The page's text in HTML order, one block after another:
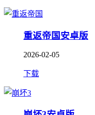
重返帝国安卓版
2026-02-05
下载